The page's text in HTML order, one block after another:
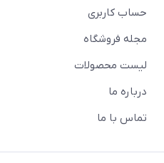
حساب کاربری
مجله فروشگاه
لیست محصولات
درباره ما
تماس با ما